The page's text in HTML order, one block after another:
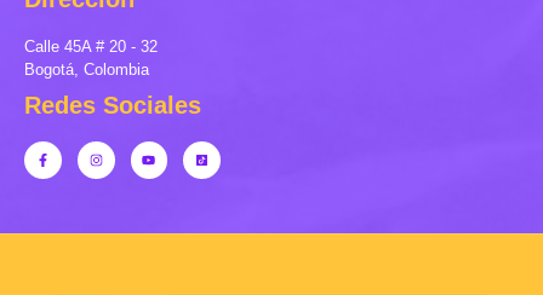
Calle 45A # 20 - 32
Bogotá, Colombia
Redes Sociales